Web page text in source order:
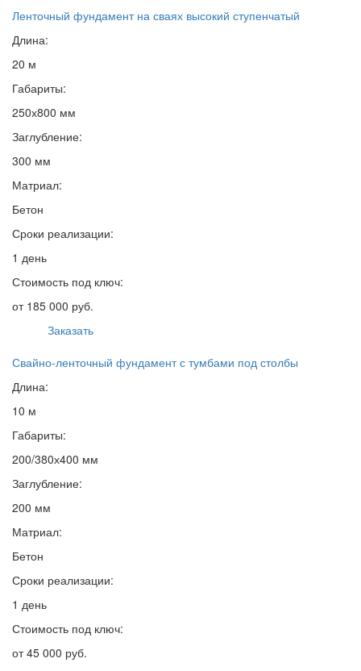
Ленточный фундамент на сваях высокий ступенчатый
Длина:
20 м
Габариты:
250х800 мм
Заглубление:
300 мм
Матриал:
Бетон
Сроки реализации:
1 день
Стоимость под ключ:
от 185 000 руб.
Заказать
Свайно-ленточный фундамент с тумбами под столбы
Длина:
10 м
Габариты:
200/380х400 мм
Заглубление:
200 мм
Матриал:
Бетон
Сроки реализации:
1 день
Стоимость под ключ:
от 45 000 руб.